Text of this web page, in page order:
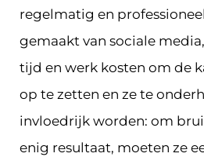
regelmatig en
gemaakt van sociale
tijd en werk kosten om de
op te zetten en ze te
invloedrijk worden: om
enig resultaat, moeten ze